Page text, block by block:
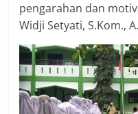
pengarahan dan
Widji Setyati, S.Kom.,